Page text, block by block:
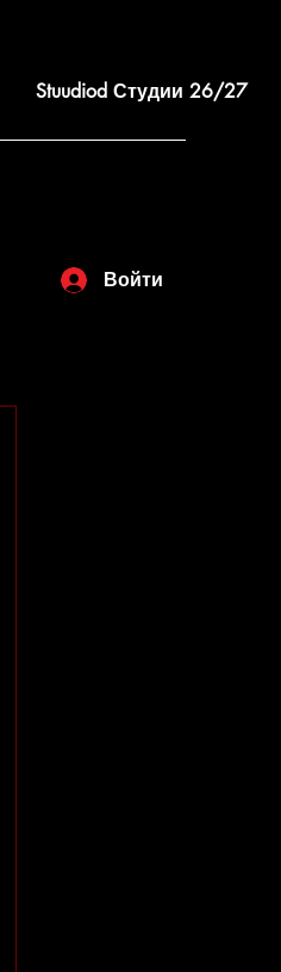
Stuudiod Студии 26/27
Войти